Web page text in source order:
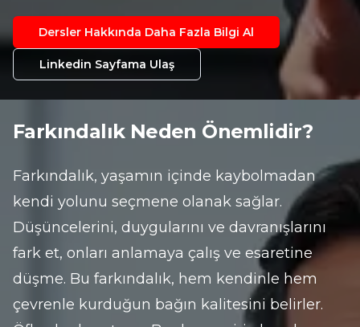
Dersler Hakkında Daha Fazla Bilgi Al
Linkedin Sayfama Ulaş
Farkındalık Neden Önemlidir?
Farkındalık, yaşamın içinde kaybolmadan
kendi yolunu seçmene olanak sağlar.
Düşüncelerini, duygularını ve davranışlarını
fark et, onları anlamaya çalış ve esaretine
düşme. Bu farkındalık, hem kendinle hem
çevrenle kurduğun bağın kalitesini belirler.